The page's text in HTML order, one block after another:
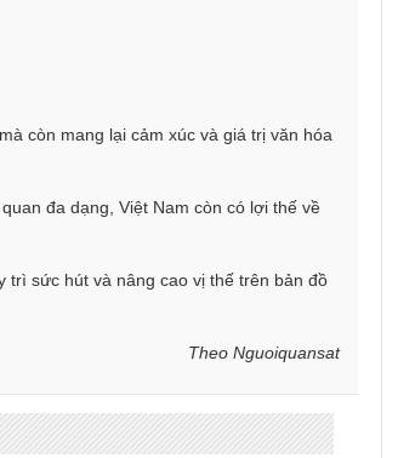
còn mang lại cảm xúc và giá trị văn hóa
đa dạng, Việt Nam còn có lợi thế về
trì sức hút và nâng cao vị thế trên bản đồ
Theo Nguoiquansat